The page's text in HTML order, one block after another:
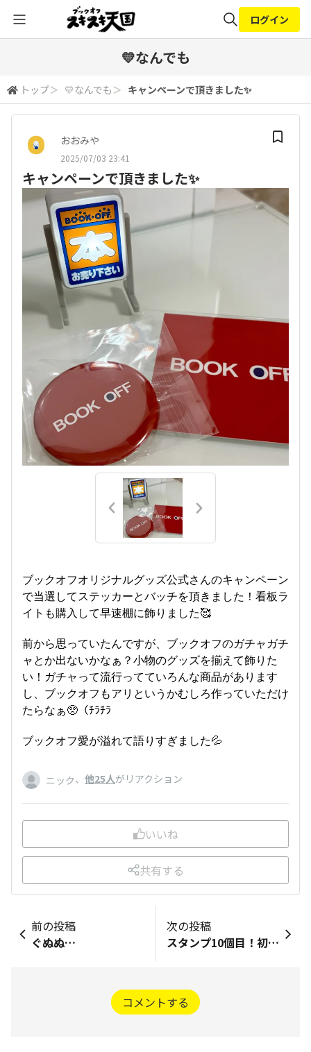
検索
ログイン
💛なんでも
トップ＞ 💛なんでも ＞ キャンペーンで頂きました✨
おおみや
2025/07/03 23:41
キャンペーンで頂きました✨
ブックオフオリジナルグッズ公式さんのキャンペーン
で当選してステッカーとバッチを頂きました！看板ラ
イトも購入して早速棚に飾りました🥰
前から思っていたんですが、ブックオフのガチャガチ
ャとか出ないかなぁ？小物のグッズを揃えて飾りた
い！ガチャって流行ってていろんな商品があります
し、ブックオフもアリというかむしろ作っていただけ
たらなぁ🥺（ﾁﾗﾁﾗ
ブックオフ愛が溢れて語りすぎました💦
ニック、 他25人がリアクション
いいね
共有する
前の投稿
ぐぬぬ…
次の投稿
スタンプ10個目！初引！
コメントする